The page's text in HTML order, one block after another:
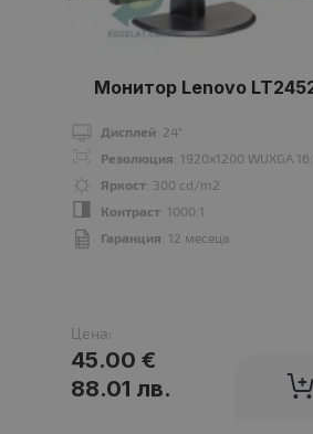
Монитор Lenovo
Дисплей: 24"
Резолюция: 1920x1200 WUXGA
Яркост: 300 cd/m2
Контраст: 1000:1
Гаранция: 12 месеца
Цена:
45.00 €
88.01 лв.